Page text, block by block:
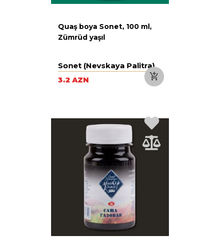
Quaş boya Sonet, 100 ml,
Zümrüd yaşıl
Sonet (Nevskaya Palitra)
3.2 AZN